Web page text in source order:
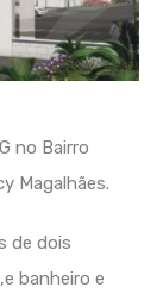
no Bairro
Magalhães.
de dois
banheiro e